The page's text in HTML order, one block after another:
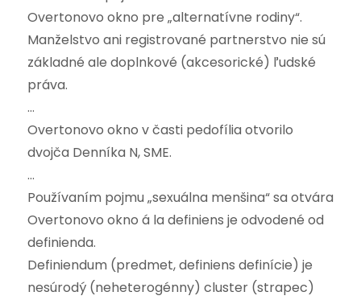
Overtonovo okno pre „alternatívne rodiny“.
Manželstvo ani registrované partnerstvo nie sú
základné ale doplnkové (akcesorické) ľudské
práva.
…
Overtonovo okno v časti pedofília otvorilo
dvojča Denníka N, SME.
…
Používaním pojmu „sexuálna menšina“ sa otvára
Overtonovo okno á la definiens je odvodené od
definienda.
Definiendum (predmet, definiens definície) je
nesúrodý (neheterogénny) cluster (strapec)